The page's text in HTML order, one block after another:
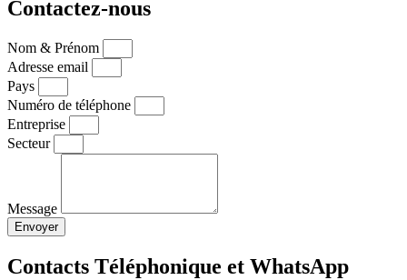
Contactez-nous
Nom & Prénom
Adresse email
Pays
Numéro de téléphone
Entreprise
Secteur
Message
Envoyer
Contacts Téléphonique et WhatsApp